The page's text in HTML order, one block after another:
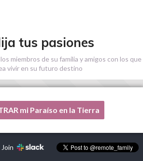
tus pasiones
miembros de su familia y amigos con los que
vivir en su futuro destino
no está en esta lista, por favor,
mi Paraíso en la Tierra
Join